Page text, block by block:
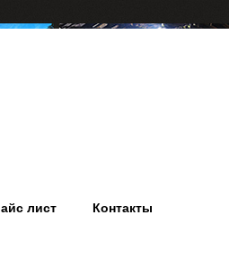
лист Контакты